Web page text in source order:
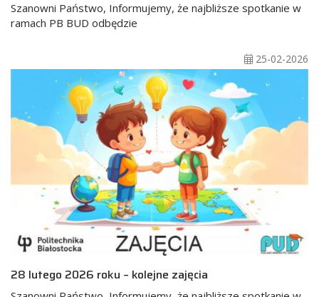
Szanowni Państwo, Informujemy, że najbliższe spotkanie w
ramach PB BUD odbędzie
25-02-2026
28 lutego 2026 roku – kolejne zajęcia